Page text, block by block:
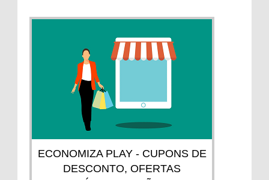
ECONOMIZA PLAY - CUPONS DE
DESCONTO, OFERTAS